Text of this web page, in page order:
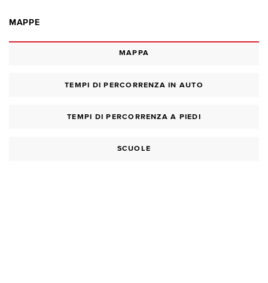
MAPPE
MAPPA
TEMPI DI PERCORRENZA IN AUTO
TEMPI DI PERCORRENZA A PIEDI
SCUOLE